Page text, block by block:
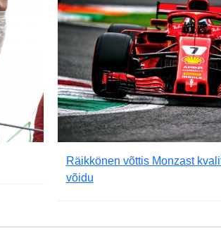
Räikkönen võttis Monzast
võidu